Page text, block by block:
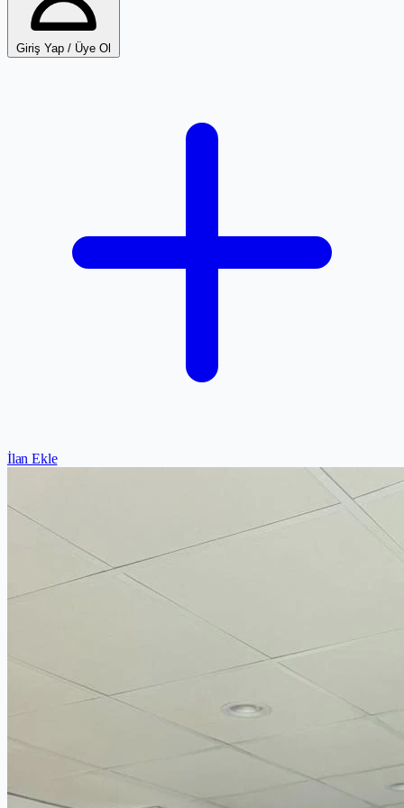
Giriş Yap / Üye Ol
İlan Ekle